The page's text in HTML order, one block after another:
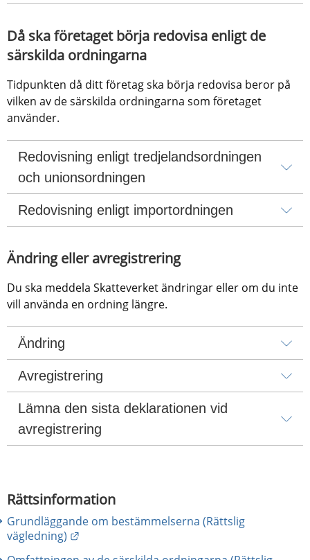
Då ska företaget börja redovisa enligt de
särskilda ordningarna
Tidpunkten då ditt företag ska börja redovisa beror på
vilken av de särskilda ordningarna som företaget
använder.
Redovisning enligt tredjelandsordningen
och unionsordningen
Redovisning enligt importordningen
Ändring eller avregistrering
Du ska meddela Skatteverket ändringar eller om du inte
vill använda en ordning längre.
Ändring
Avregistrering
Lämna den sista deklarationen vid
avregistrering
Rättsinformation
Grundläggande om bestämmelserna (Rättslig
vägledning)